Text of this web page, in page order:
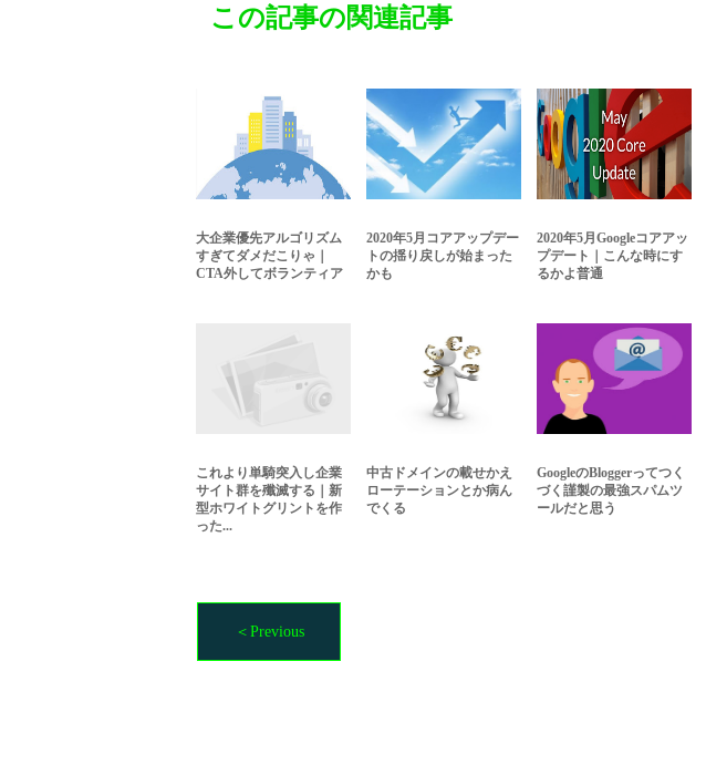
この記事の関連記事
大企業優先アルゴリズム
すぎてダメだこりゃ｜
CTA外してボランティア
2020年5月コアアップデー
トの揺り戻しが始まった
かも
2020年5月Googleコアアッ
プデート｜こんな時にす
るかよ普通
これより単騎突入し企業
サイト群を殲滅する｜新
型ホワイトグリントを作
った...
中古ドメインの載せかえ
ローテーションとか病ん
でくる
GoogleのBloggerってつく
づく謹製の最強スパムツ
ールだと思う
＜Previous